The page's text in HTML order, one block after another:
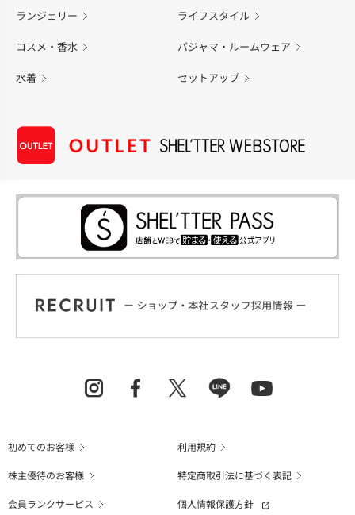
ランジェリー ライフスタイル
コスメ・香水 パジャマ・ルームウェア
水着 セットアップ
初めてのお客様
利用規約
株主優待のお客様
特定商取引法に基づく表記
会員ランクサービス
個人情報保護方針